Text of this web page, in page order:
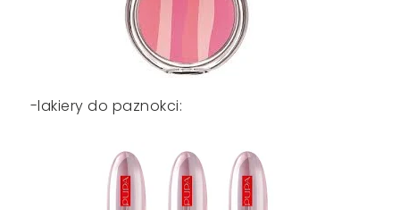
-lakiery do paznokci: